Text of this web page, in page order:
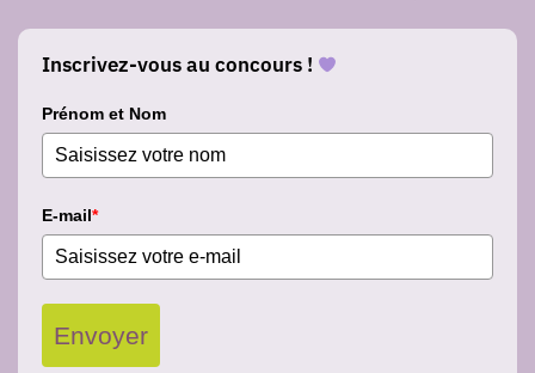
Inscrivez-vous au concours !
Prénom et Nom
E-mail*
Envoyer